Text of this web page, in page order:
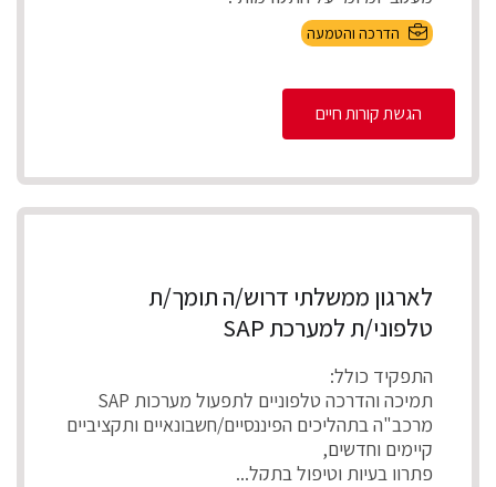
...
הדרכה והטמעה
הגשת קורות חיים
לארגון ממשלתי דרוש/ה תומך/ת
טלפוני/ת למערכת SAP
התפקיד כולל:
תמיכה והדרכה טלפוניים לתפעול מערכות SAP
מרכב"ה בתהליכים הפיננסיים/חשבונאיים ותקציביים
קיימים וחדשים,
פתרון בעיות וטיפול בתקל...